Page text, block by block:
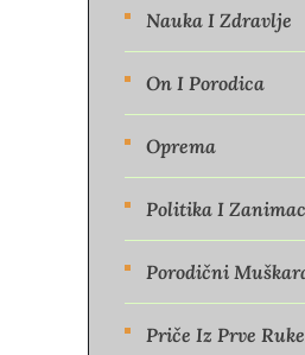
Nauka I Zdravlje
On I Porodica
Oprema
Politika I
Porodični
Priče Iz Prve Ruke